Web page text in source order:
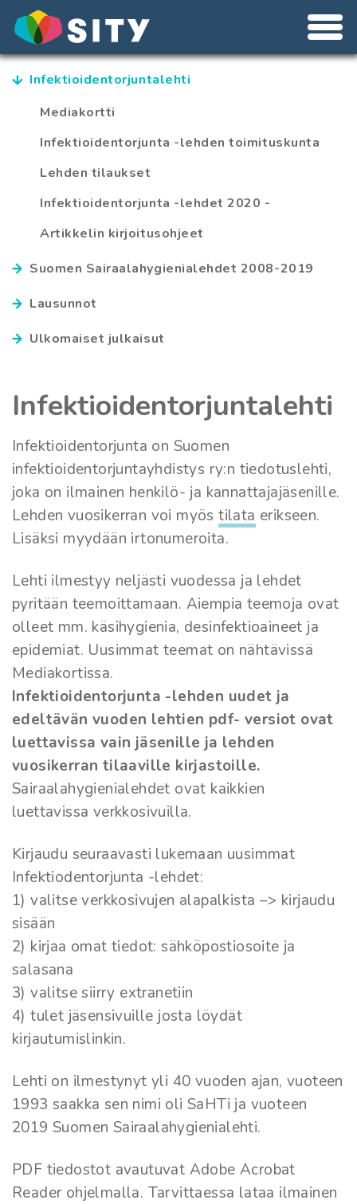
Infektioidentorjuntalehti
Infektioidentorjunta on Suomen
infektioidentorjuntayhdistys ry:n tiedotuslehti,
joka on ilmainen henkilö- ja kannattajajäsenille.
Lehden vuosikerran voi myöstilata erikseen.
Lisäksi myydään irtonumeroita.
Lehti ilmestyy neljästi vuodessa ja lehdet
pyritään teemoittamaan. Aiempia teemoja ovat
olleet mm. käsihygienia, desinfektioaineet ja
epidemiat. Uusimmat teemat on nähtävissä
Mediakortissa.
Infektioidentorjunta -lehden uudet ja
edeltävän vuoden lehtien pdf- versiot ovat
luettavissa vain jäsenille ja lehden
vuosikerran tilaaville kirjastoille.
Sairaalahygienialehdet ovat kaikkien
luettavissa verkkosivuilla.
Kirjaudu seuraavasti lukemaan uusimmat
Infektiodentorjunta -lehdet:
1) valitse verkkosivujen alapalkista –> kirjaudu
sisään
2) kirjaa omat tiedot: sähköpostiosoite ja
salasana
3) valitse siirry extranetiin
4) tulet jäsensivuille josta löydät
kirjautumislinkin.
Lehti on ilmestynyt yli 40 vuoden ajan, vuoteen
1993 saakka sen nimi oli SaHTi ja vuoteen
2019 Suomen Sairaalahygienialehti.
PDF tiedostot avautuvat Adobe Acrobat
Reader ohjelmalla. Tarvittaessa lataa ilmainen
Infektioidentorjuntalehti
Mediakortti
Infektioidentorjunta -lehden toimituskunta
Lehden tilaukset
Infektioidentorjunta -lehdet 2020 -
Artikkelin kirjoitusohjeet
Suomen Sairaalahygienialehdet 2008-2019
Lausunnot
Ulkomaiset julkaisut